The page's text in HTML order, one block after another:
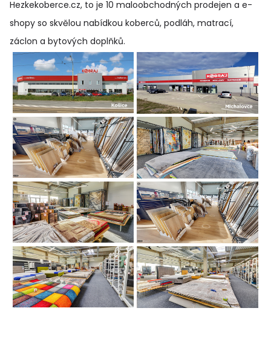
Hezkekoberce.cz, to je 10 maloobchodných prodejen a e-
shopy so skvělou nabídkou koberců, podláh, matrací,
záclon a bytových doplňků.